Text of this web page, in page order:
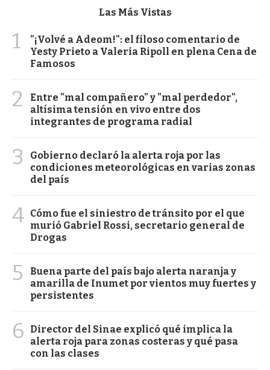
Las Más Vistas
1
"¡Volvé a Adeom!": el filoso comentario de
Yesty Prieto a Valeria Ripoll en plena Cena de
Famosos
2
Entre "mal compañero" y "mal perdedor",
altísima tensión en vivo entre dos
integrantes de programa radial
3
Gobierno declaró la alerta roja por las
condiciones meteorológicas en varias zonas
del país
4 Cómo fue el siniestro de tránsito por el que
murió Gabriel Rossi, secretario general de
Drogas
5
Buena parte del país bajo alerta naranja y
amarilla de Inumet por vientos muy fuertes y
persistentes
6
Director del Sinae explicó qué implica la
alerta roja para zonas costeras y qué pasa
con las clases